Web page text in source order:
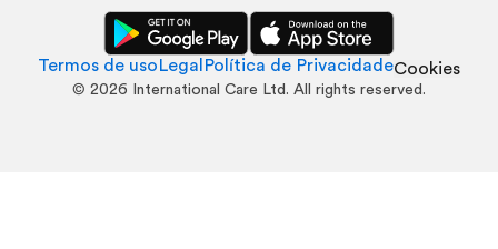
Termos de usoLegal Política de PrivacidadeCookies
© 2026 International Care Ltd. All rights reserved.